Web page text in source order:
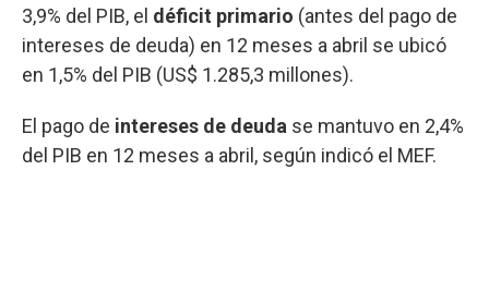
3,9% del PIB, el déficit primario (antes del pago de
intereses de deuda) en 12 meses a abril se ubicó
en 1,5% del PIB (US$ 1.285,3 millones).
El pago de intereses de deuda se mantuvo en 2,4%
del PIB en 12 meses a abril, según indicó el MEF.